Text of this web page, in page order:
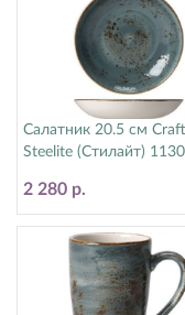
Салатник 20.5 см
Steelite (Стилайт)
2 280 р.